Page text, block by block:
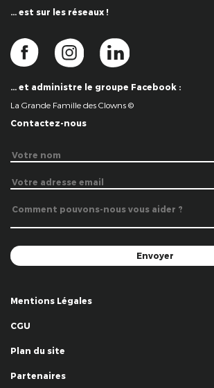
… est sur les réseaux !
… et administre le groupe Facebook :
La Grande Famille des Clowns ©
Contactez-nous
Mentions Légales
CGU
Plan du site
Partenaires